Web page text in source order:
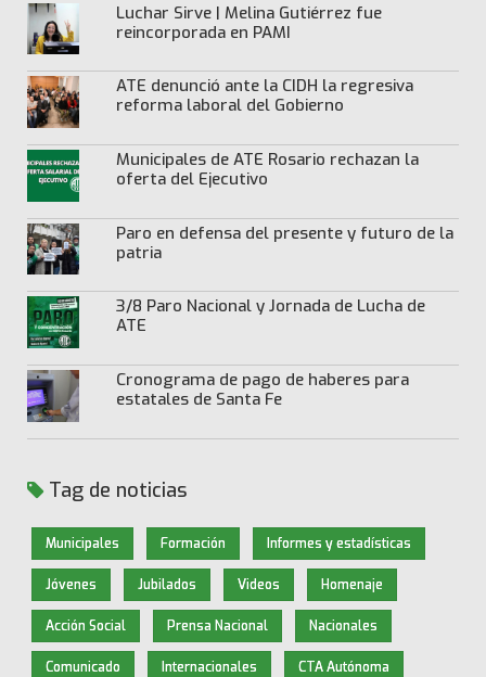
Luchar Sirve | Melina Gutiérrez fue
reincorporada en PAMI
ATE denunció ante la CIDH la regresiva
reforma laboral del Gobierno
Municipales de ATE Rosario rechazan la
oferta del Ejecutivo
Paro en defensa del presente y futuro de la
patria
3/8 Paro Nacional y Jornada de Lucha de
ATE
Cronograma de pago de haberes para
estatales de Santa Fe
Tag de noticias
Municipales Formación Informes y estadísticas
Jóvenes Jubilados Videos Homenaje
Acción Social Prensa Nacional Nacionales
Comunicado Internacionales CTA Autónoma